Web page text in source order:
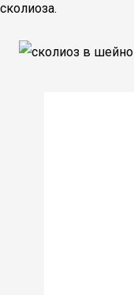
сколиоза.